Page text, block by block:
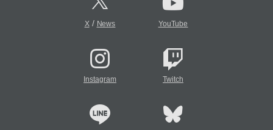
X/ News YouTube
Instagram Twitch